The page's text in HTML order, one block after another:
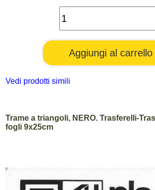
Vedi prodotti simili
Trame a triangoli, NERO. Trasferelli-
fogli 9x25cm